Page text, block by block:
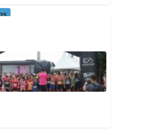
habitacionais por
programa Minha Casa